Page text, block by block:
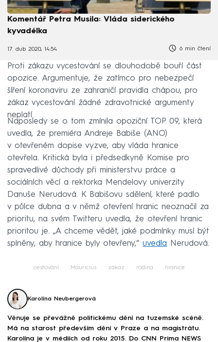
Komentář Petra Musila: Vláda siderického
kyvadélka
17. dub 2020, 14:54 6 min čtení
Proti zákazu vycestování se dlouhodobě bouří část
opozice. Argumentuje, že zatímco pro nebezpečí
šíření koronaviru ze zahraničí pravidla chápou, pro
zákaz vycestování žádné zdravotnické argumenty
neplatí.
Naposledy se o tom zmínila opoziční TOP 09, která
uvedla, že premiéra Andreje Babiše (ANO)
v otevřeném dopise vyzve, aby vláda hranice
otevřela. Kritická byla i předsedkyně Komise pro
spravedlivé důchody při ministerstvu práce a
sociálních věcí a rektorka Mendelovy univerzity
Danuše Nerudová. K Babišovu sdělení, které padlo
v půlce dubna a v němž otevření hranic neoznačil za
prioritu, na svém Twitteru uvedla, že otevření hranic
prioritou je. „A chceme vědět, jaké podmínky musí být
splněny, aby hranice byly otevřeny,“ uvedla Nerudová.
cestování Mauricius zákaz rodina hranice
Karolína Neubergerová
Věnuje se převážně politickému dění na tuzemské scéně.
Má na starost především dění v Praze a na magistrátu.
Karolína je v médiích od roku 2015. Do CNN Prima NEWS